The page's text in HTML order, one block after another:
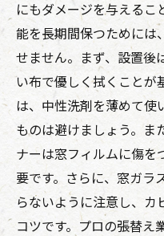
にもダメージを与えるこ
能を長期間保つためには
せません。まず、設置後
い布で優しく拭くことが
は、中性洗剤を薄めて使
ものは避けましょう。ま
ナーは窓フィルムに傷を
要です。さらに、窓ガラ
らないように注意し、カ
コツです。プロの張替え